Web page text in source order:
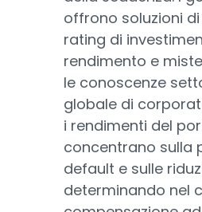
offrono soluzioni
rating di
rendimento e
le conoscenze
globale di
i rendimenti del
concentrano sulla
default e sulle
determinando nel